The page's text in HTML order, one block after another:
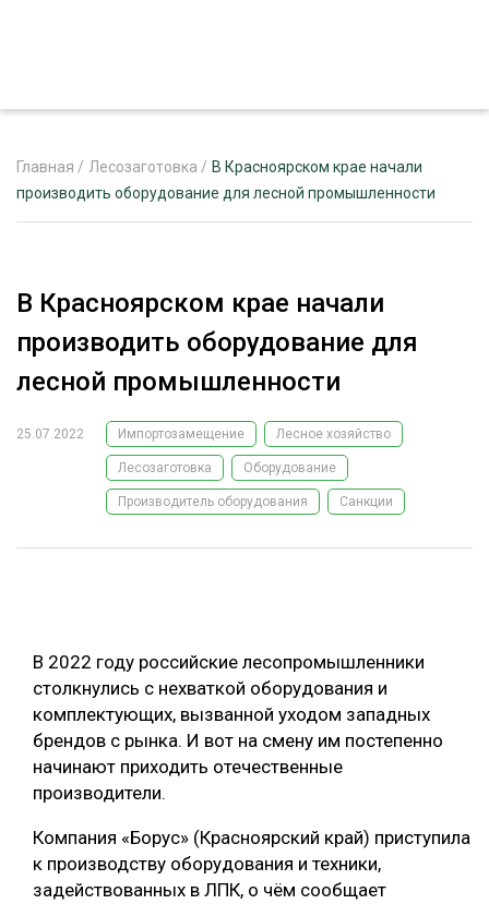
РЕКЛАМОДАТЕЛЯМ
ЛЕСНОЕ ХОЗЯЙСТВО
ЛЕСОЗАГОТОВКА
ОБРАБОТКА ДРЕВЕСИНЫ
ПРОИЗВОДСТВО ДРЕВЕСНЫХ ПЛИТ
ЦБП
ДЕРЕВЯННОЕ ДОМОСТРОЕНИЕ
ПОДБОРКИ СТАТЕЙ
ЭКСПЕРТНОЕ МНЕНИЕ
Главная / Лесозаготовка / В Красноярском крае начали
производить оборудование для лесной промышленности
В Красноярском крае начали
производить оборудование для
лесной промышленности
25.07.2022 Импортозамещение Лесное хозяйство
Лесозаготовка Оборудование
Производитель оборудования Санкции
В 2022 году российские лесопромышленники
столкнулись с нехваткой оборудования и
комплектующих, вызванной уходом западных
брендов с рынка. И вот на смену им постепенно
начинают приходить отечественные
производители.
Компания «Борус» (Красноярский край) приступила
к производству оборудования и техники,
задействованных в ЛПК, о чём сообщает